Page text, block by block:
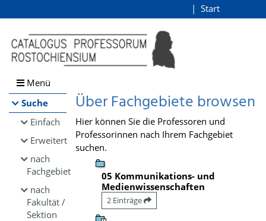
Browsen
direkt zum Inhalt
Start
Menü
Suche
Einfach
Erweitert
nach
Fachgebiet
nach
Fakultät /
Sektion
Über Fachgebiete browsen
Hier können Sie die Professoren und
Professorinnen nach Ihrem Fachgebiet
suchen.
05 Kommunikations- und
Medienwissenschaften
2 Einträge